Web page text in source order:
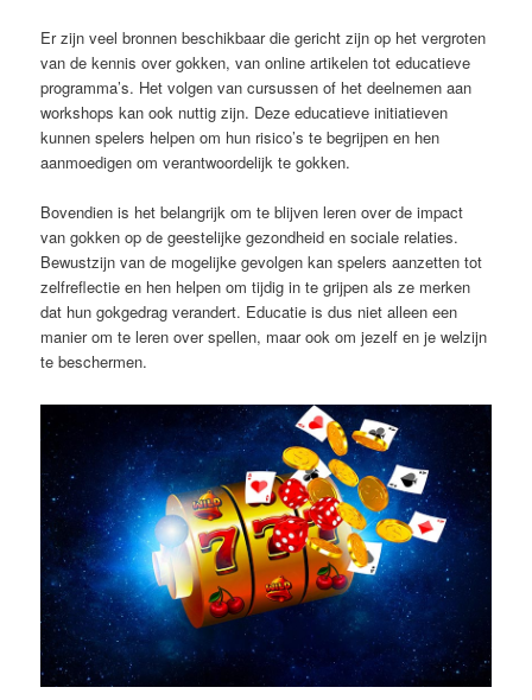
Er zijn veel bronnen beschikbaar die gericht zijn op het vergroten
van de kennis over gokken, van online artikelen tot educatieve
programma’s. Het volgen van cursussen of het deelnemen aan
workshops kan ook nuttig zijn. Deze educatieve initiatieven
kunnen spelers helpen om hun risico’s te begrijpen en hen
aanmoedigen om verantwoordelijk te gokken.
Bovendien is het belangrijk om te blijven leren over de impact
van gokken op de geestelijke gezondheid en sociale relaties.
Bewustzijn van de mogelijke gevolgen kan spelers aanzetten tot
zelfreflectie en hen helpen om tijdig in te grijpen als ze merken
dat hun gokgedrag verandert. Educatie is dus niet alleen een
manier om te leren over spellen, maar ook om jezelf en je welzijn
te beschermen.